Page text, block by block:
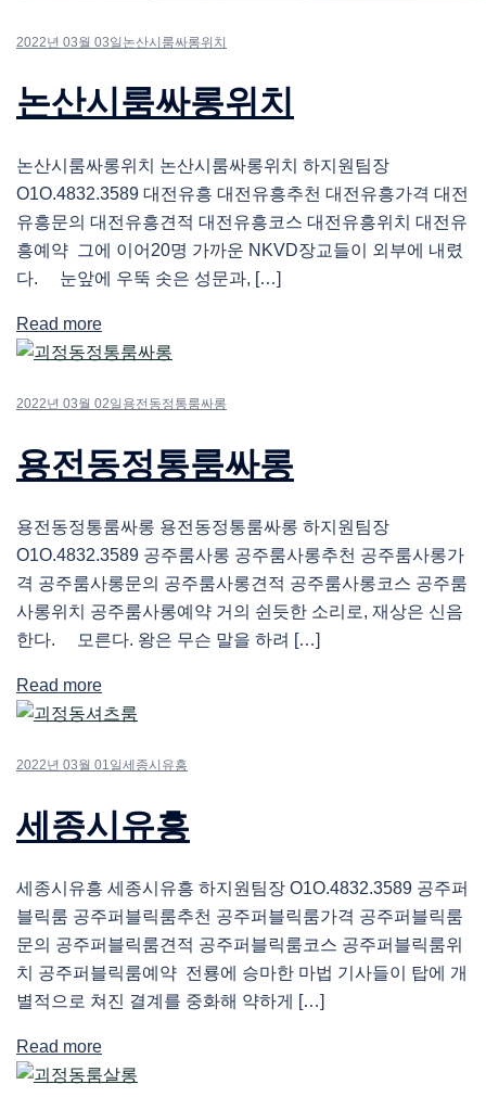
2022년 03월 03일 논산시룸싸롱위치
논산시룸싸롱위치
논산시룸싸롱위치 논산시룸싸롱위치 하지원팀장
O1O.4832.3589 대전유흥 대전유흥추천 대전유흥가격 대전
유흥문의 대전유흥견적 대전유흥코스 대전유흥위치 대전유
흥예약 그에 이어20명 가까운 NKVD장교들이 외부에 내렸
다. 눈앞에 우뚝 솟은 성문과, […]
Read more
2022년 03월 02일 용전동정통룸싸롱
용전동정통룸싸롱
용전동정통룸싸롱 용전동정통룸싸롱 하지원팀장
O1O.4832.3589 공주룸사롱 공주룸사롱추천 공주룸사롱가
격 공주룸사롱문의 공주룸사롱견적 공주룸사롱코스 공주룸
사롱위치 공주룸사롱예약 거의 쉰듯한 소리로, 재상은 신음
한다. 모른다. 왕은 무슨 말을 하려 […]
Read more
2022년 03월 01일 세종시유흥
세종시유흥
세종시유흥 세종시유흥 하지원팀장 O1O.4832.3589 공주퍼
블릭룸 공주퍼블릭룸추천 공주퍼블릭룸가격 공주퍼블릭룸
문의 공주퍼블릭룸견적 공주퍼블릭룸코스 공주퍼블릭룸위
치 공주퍼블릭룸예약 전룡에 승마한 마법 기사들이 탑에 개
별적으로 쳐진 결계를 중화해 약하게 […]
Read more